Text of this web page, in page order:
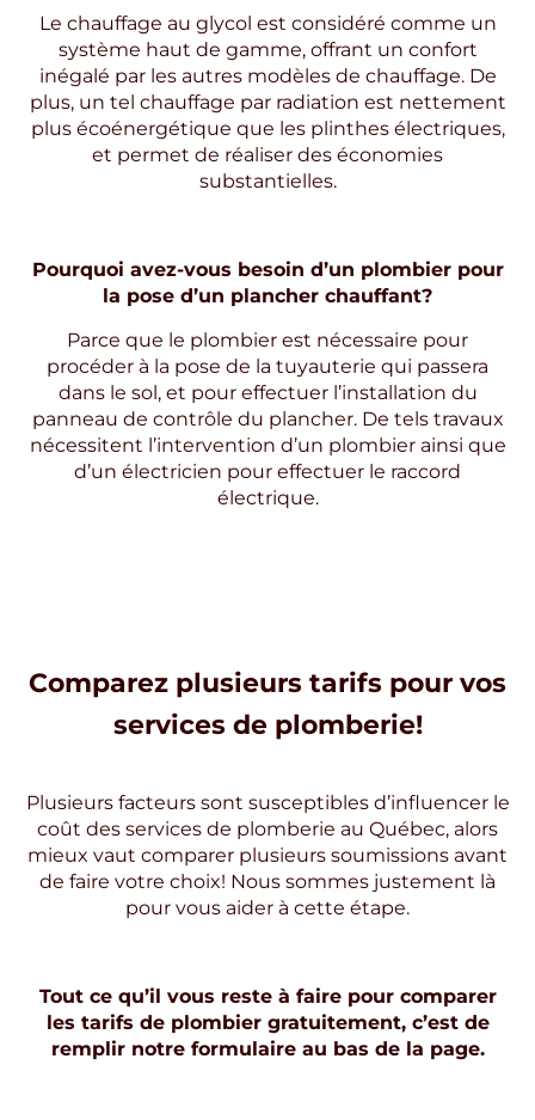
Le chauffage au glycol est considéré comme un
système haut de gamme, offrant un confort
inégalé par les autres modèles de chauffage. De
plus, un tel chauffage par radiation est nettement
plus écoénergétique que les plinthes électriques,
et permet de réaliser des économies
substantielles.
Pourquoi avez-vous besoin d’un plombier pour
la pose d’un plancher chauffant?
Parce que le plombier est nécessaire pour
procéder à la pose de la tuyauterie qui passera
dans le sol, et pour effectuer l’installation du
panneau de contrôle du plancher. De tels travaux
nécessitent l’intervention d’un plombier ainsi que
d’un électricien pour effectuer le raccord
électrique.
Comparez plusieurs tarifs pour vos
services de plomberie!
Plusieurs facteurs sont susceptibles d’influencer le
coût des services de plomberie au Québec, alors
mieux vaut comparer plusieurs soumissions avant
de faire votre choix! Nous sommes justement là
pour vous aider à cette étape.
Tout ce qu’il vous reste à faire pour comparer
les tarifs de plombier gratuitement, c’est de
remplir notre formulaire au bas de la page.